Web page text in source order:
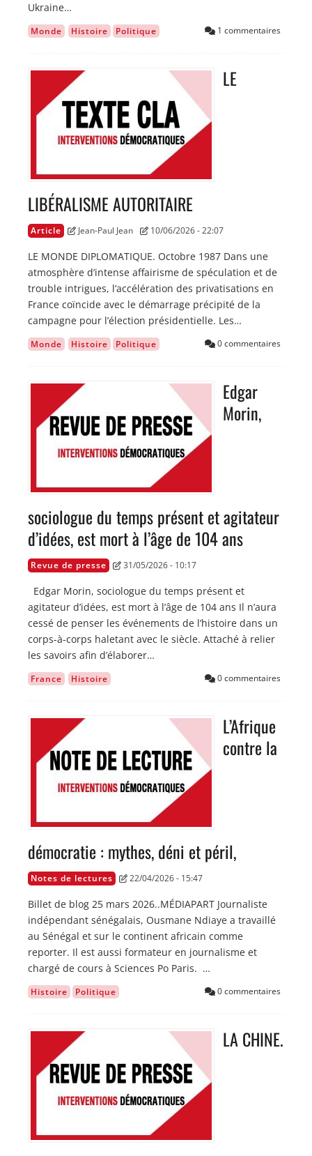
Ukraine…
Monde Histoire Politique 1 commentaires
LE
LIBÉRALISME AUTORITAIRE
Article Jean-Paul Jean 10/06/2026 - 22:07
LE MONDE DIPLOMATIQUE. Octobre 1987 Dans une
atmosphère d’intense affairisme de spéculation et de
trouble intrigues, l’accélération des privatisations en
France coïncide avec le démarrage précipité de la
campagne pour l’élection présidentielle. Les…
Monde Histoire Politique 0 commentaires
Edgar
Morin,
sociologue du temps présent et agitateur
d’idées, est mort à l’âge de 104 ans
Revue de presse 31/05/2026 - 10:17
Edgar Morin, sociologue du temps présent et
agitateur d’idées, est mort à l’âge de 104 ans Il n’aura
cessé de penser les événements de l’histoire dans un
corps-à-corps haletant avec le siècle. Attaché à relier
les savoirs afin d’élaborer…
France Histoire 0 commentaires
L’Afrique
contre la
démocratie : mythes, déni et péril,
Notes de lectures 22/04/2026 - 15:47
Billet de blog 25 mars 2026..MÉDIAPART Journaliste
indépendant sénégalais, Ousmane Ndiaye a travaillé
au Sénégal et sur le continent africain comme
reporter. Il est aussi formateur en journalisme et
chargé de cours à Sciences Po Paris. …
Histoire Politique 0 commentaires
LA CHINE.